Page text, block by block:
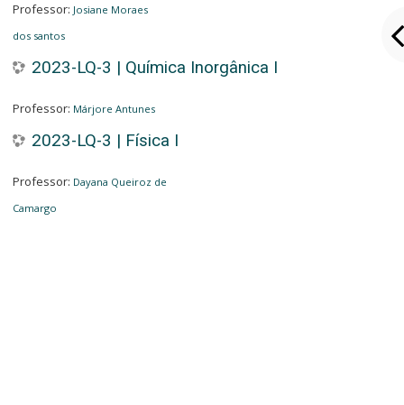
Professor: Josiane Moraes
dos santos
2023-LQ-3 | Química Inorgânica I
Professor: Márjore Antunes
2023-LQ-3 | Física I
Professor: Dayana Queiroz de
Camargo